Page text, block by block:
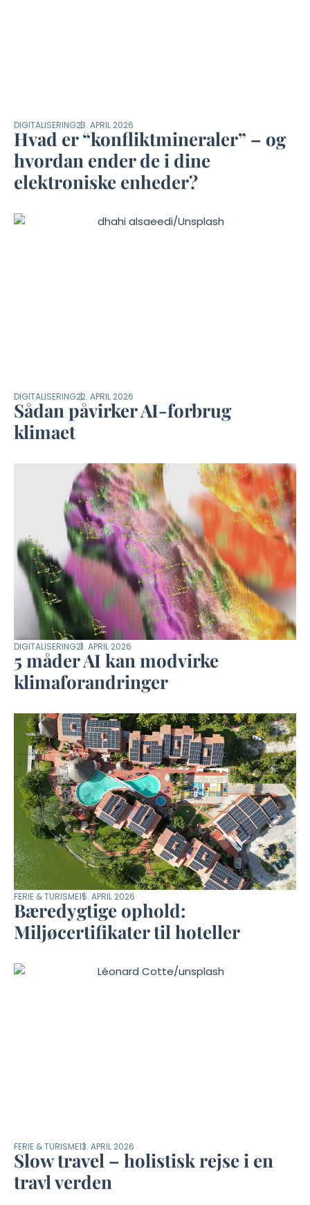
DIGITALISERING23. APRIL 2026
Hvad er “konfliktmineraler” – og
hvordan ender de i dine
elektroniske enheder?
DIGITALISERING22. APRIL 2026
Sådan påvirker AI-forbrug
klimaet
DIGITALISERING21. APRIL 2026
5 måder AI kan modvirke
klimaforandringer
FERIE & TURISME15. APRIL 2026
Bæredygtige ophold:
Miljøcertifikater til hoteller
FERIE & TURISME13. APRIL 2026
Slow travel – holistisk rejse i en
travl verden